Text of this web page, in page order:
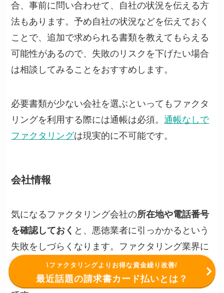
合、事前に問い合わせて、自社の状況を伝える方
法もあります。予め自社の状況などを伝えておく
ことで、追加で求められる書類を教えてもらえる
可能性があるので、失敗のリスクを下げたい場合
は相談してみることをおすすめします。
必要書類が少ない会社を選ぶといってもファクタ
リングを利用する際には通帳は必須。通帳なしで
ファクタリングは現実的に不可能です。
会社情報
気になるファクタリング会社の所在地や電話番号
を確認しておく と、悪徳業者に引っかかるという
失敗をしづらくなります。ファクタリング業界に
いるとされる悪徳業者・違法業者は、公式サイト
などに会社情報を明記していないことがあるから
\ファクタリングよりお得な資金繰り改善/
最近話題の請求書カード払いとは？